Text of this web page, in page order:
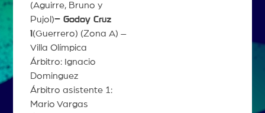
(Aguirre, Bruno y
Pujol)– Godoy Cruz
1(Guerrero) (Zona A) –
Villa Olímpica
Árbitro: Ignacio
Dominguez
Árbitro asistente 1:
Mario Vargas